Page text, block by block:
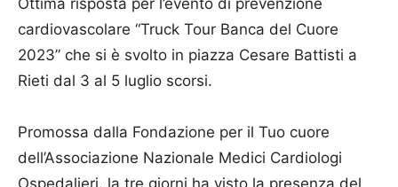
cardiovascolare “Truck Tour Banca del Cuore
2023” che si è svolto in piazza Cesare Battisti a
Rieti dal 3 al 5 luglio scorsi.
Promossa dalla Fondazione per il Tuo cuore
dell’Associazione Nazionale Medici Cardiologi
Ospedalieri, la tre giorni ha visto la presenza del